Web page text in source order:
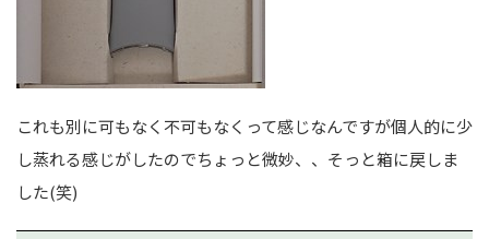
これも別に可もなく不可もなくって感じなんですが個人的に少
し蒸れる感じがしたのでちょっと微妙、、そっと箱に戻しま
した(笑)